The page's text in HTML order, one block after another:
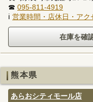
☎ 095-811-4919
ℹ 営業時間・店休日・アク
熊本県
あらおシティモール店